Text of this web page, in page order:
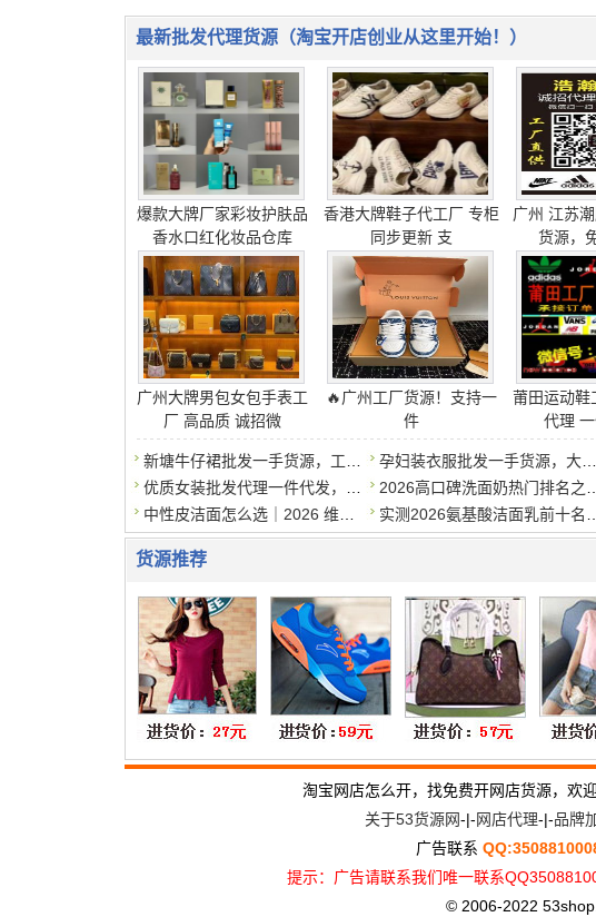
最新批发代理货源（淘宝开店创业从这里开始！）
爆款大牌厂家彩妆护肤品
香水口红化妆品仓库
香港大牌鞋子代工厂 专柜
同步更新 支
广州 江苏
货源，
广州大牌男包女包手表工
厂 高品质 诚招微
🔥广州工厂货源！支持一
件
莆田运动鞋
代理
货源推荐
淘宝网店怎么开，找免费开网店货源，欢
关于53货源网-|-网店代理-|-品牌
广告联系
提示：广告请联系我们唯一联系
© 2006-2022